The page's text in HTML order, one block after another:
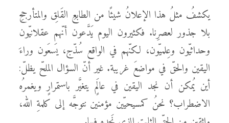
يكشفُ مثلُ هذا الإعلانُ شيئًا من الطابعِ القَلِق والمتأرجحِ
بلا جذور لعصرِنا. فكثيرون اليوم يَدَّعون أنّهم عقلانيّون
وحداثيّون وعِلميّون، لكنّهم في الواقع سُذّج، يَسعَون وراءَ
اليقين والحقّ في مواضعَ غريبة. غير أنّ السؤال الملحّ يظلّ:
أين يُمكن أن نجد اليقين في عالَمٍ يتغيَّر باستمرارٍ ويغمرُه
الاضطراب؟ نحنُ كمسيحيّين مؤمنين نتوجَّه إلى كلمةِ الله،